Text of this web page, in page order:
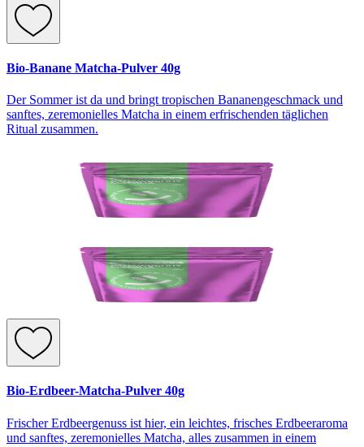
Bio-Banane Matcha-Pulver 40g
Der Sommer ist da und bringt tropischen Bananengeschmack und
sanftes, zeremonielles Matcha in einem erfrischenden täglichen
Ritual zusammen.
Bio-Erdbeer-Matcha-Pulver 40g
Frischer Erdbeergenuss ist hier, ein leichtes, frisches Erdbeeraroma
und sanftes, zeremonielles Matcha, alles zusammen in einem